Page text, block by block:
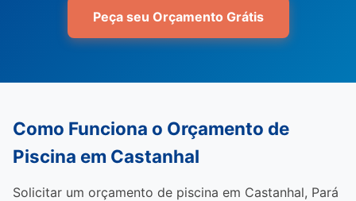
Peça seu Orçamento Grátis
Como Funciona o Orçamento de
Piscina em Castanhal
Solicitar um orçamento de piscina em Castanhal, Pará